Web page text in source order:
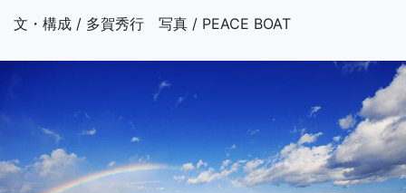
文・構成 / 多賀秀行 写真 / PEACE BOAT